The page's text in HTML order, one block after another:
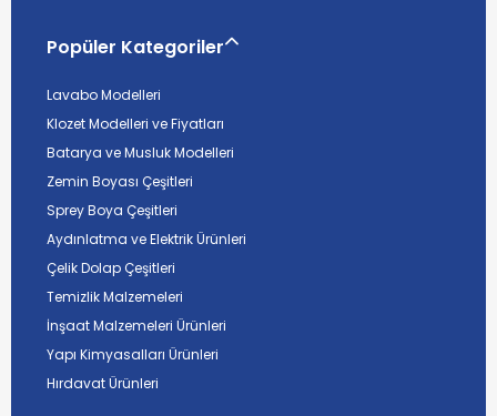
Popüler Kategoriler
Lavabo Modelleri
Klozet Modelleri ve Fiyatları
Batarya ve Musluk Modelleri
Zemin Boyası Çeşitleri
Sprey Boya Çeşitleri
Aydınlatma ve Elektrik Ürünleri
Çelik Dolap Çeşitleri
Temizlik Malzemeleri
İnşaat Malzemeleri Ürünleri
Yapı Kimyasalları Ürünleri
Hırdavat Ürünleri